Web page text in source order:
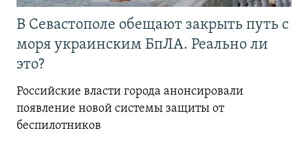
В Севастополе обещают закрыть путь с
моря украинским БпЛА. Реально ли
это?
Российские власти города анонсировали
появление новой системы защиты от
беспилотников